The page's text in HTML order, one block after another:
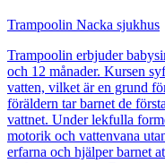
Trampoolin Nacka sjukhus
Trampoolin erbjuder
och 12 månader. Kursen
vatten, vilket är en grund
föräldern tar barnet de
vattnet. Under lekfulla
motorik och vattenvana
erfarna och hjälper barnet